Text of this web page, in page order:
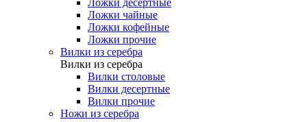
Ложки десертные
Ложки чайные
Ложки кофейные
Ложки прочие
Вилки из серебра
Вилки из серебра
Вилки столовые
Вилки десертные
Вилки прочие
Ножи из серебра